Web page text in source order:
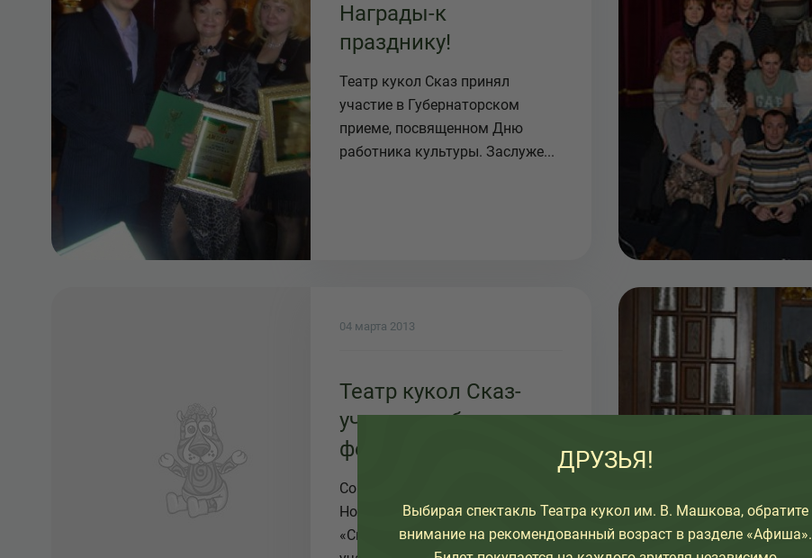
Награды-к
празднику!
Театр кукол Сказ принял
участие в Губернаторском
приеме, посвященном Дню
работника культуры. Заслуже...
04 марта 2013
Театр кукол Сказ-
участник областного
фестиваля Кузбасс
театральный
Со 2-7 марта 2013 года
Новокузнецкий театр кукол
«Сказ» в очередной раз примет
ДРУЗЬЯ!
Выбирая спектакль Театра кукол им. В. Машкова, обратите
внимание на рекомендованный возраст в разделе «Афиша».